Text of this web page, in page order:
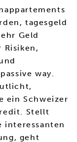
tagesgeld
Geld
Risiken,
way.
ein Schweizer
Stellt
interessanten
geht